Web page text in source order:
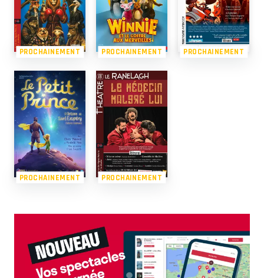
PROCHAINEMENT PROCHAINEMENT PROCHAINEMENT
PROCHAINEMENT PROCHAINEMENT